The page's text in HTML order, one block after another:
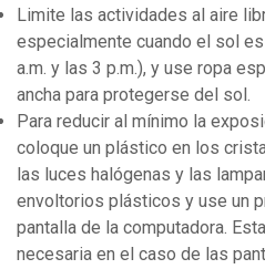
Limite las actividades al aire
especialmente cuando el sol
a.m. y las 3 p.m.), y use ropa
ancha para protegerse del sol.
Para reducir al mínimo la
coloque un plástico en los
las luces halógenas y las
envoltorios plásticos y use un
pantalla de la computadora.
necesaria en el caso de las